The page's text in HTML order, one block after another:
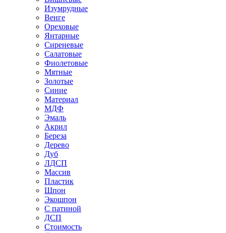
Изумрудные
Венге
Ореховые
Янтарные
Сиреневые
Салатовые
Фиолетовые
Мятные
Золотые
Синие
Материал
МДФ
Эмаль
Акрил
Береза
Дерево
Дуб
ЛДСП
Массив
Пластик
Шпон
Экошпон
С патиной
ДСП
Стоимость